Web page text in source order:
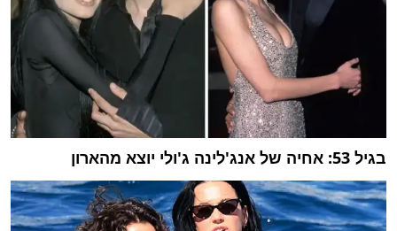
בגיל 53: אחיה של אנג'לינה ג'ולי יוצא מהארון